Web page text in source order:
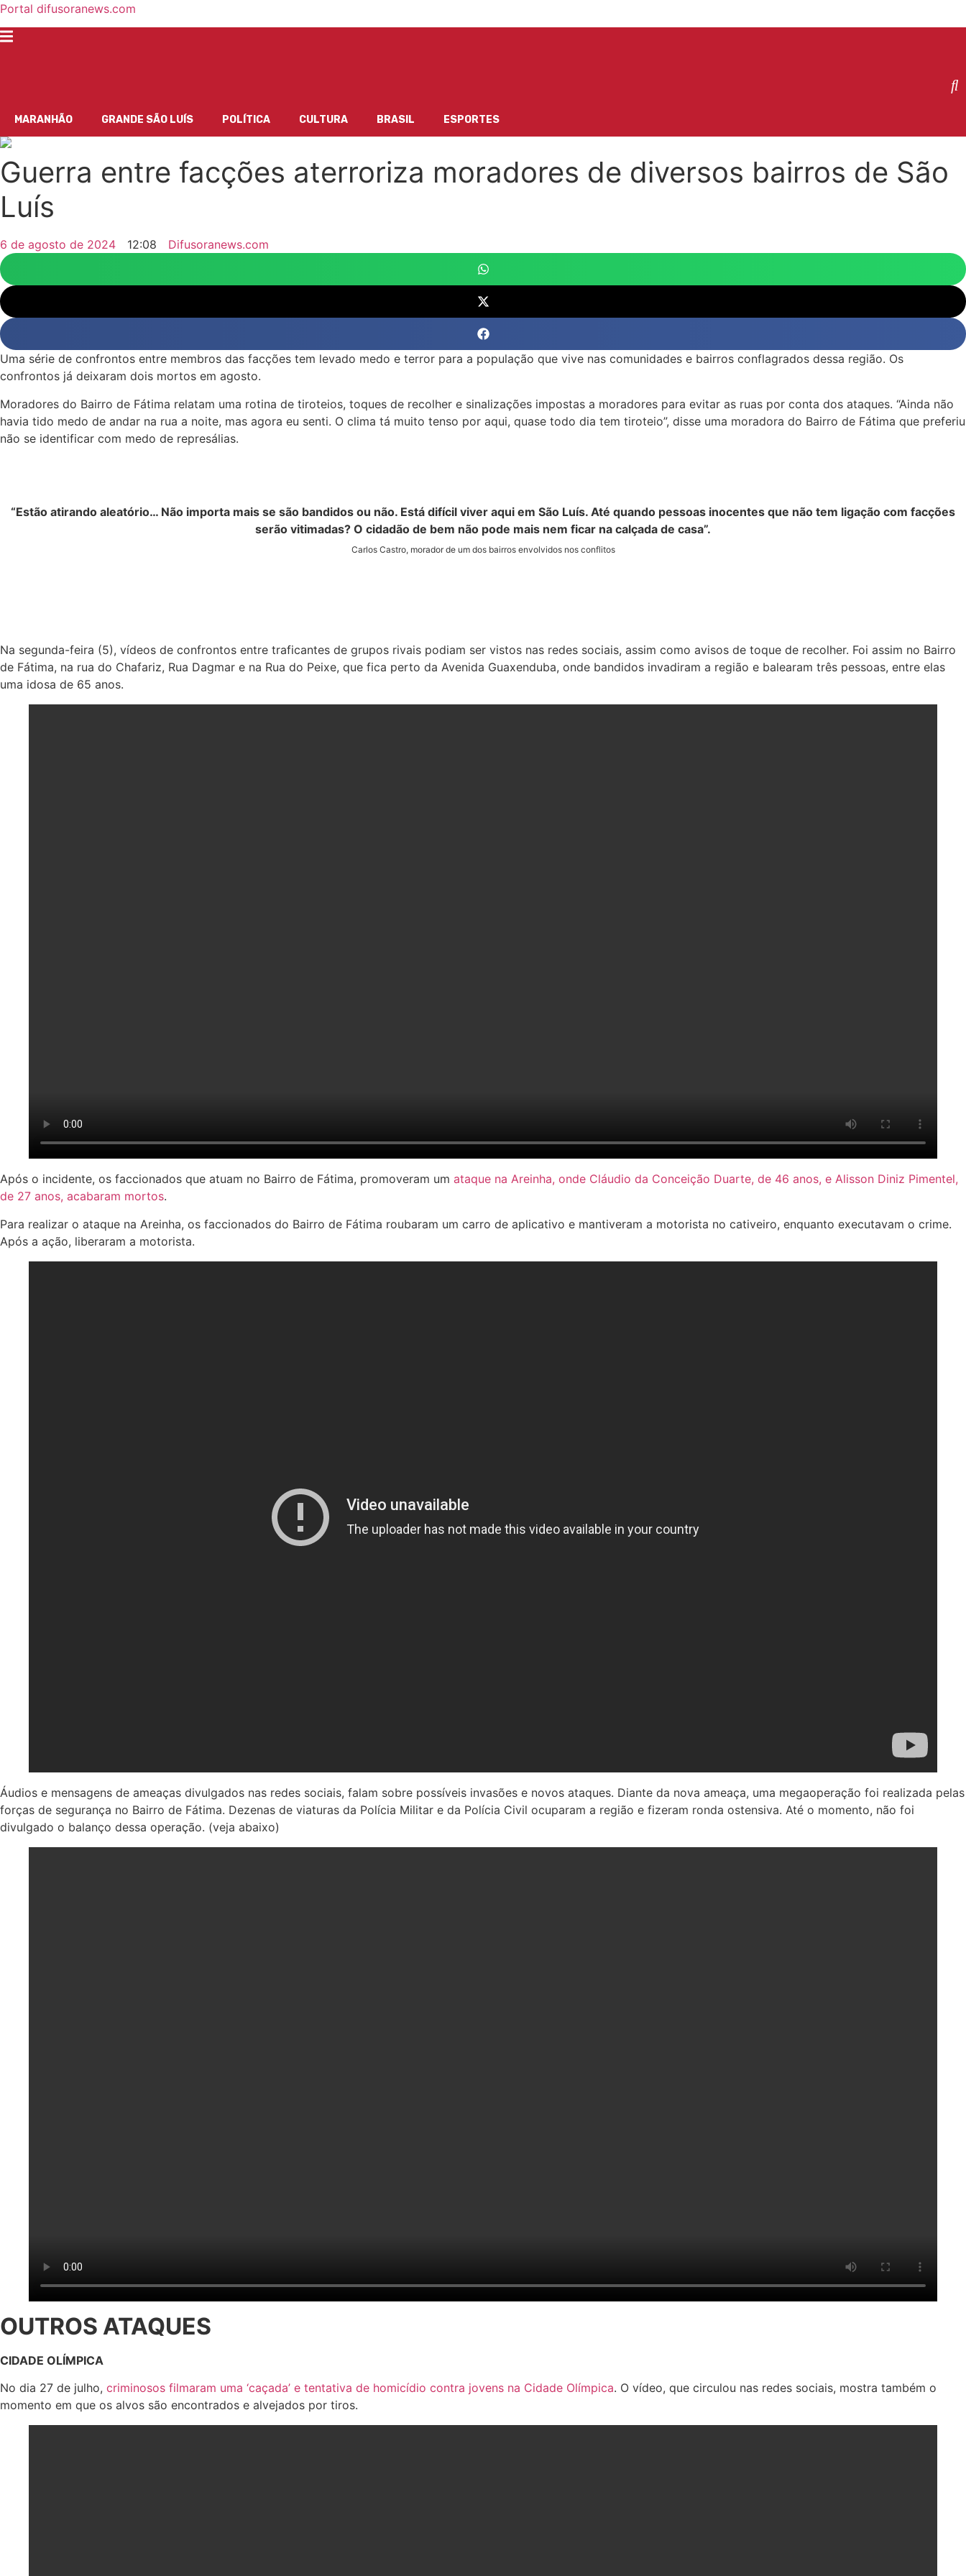
Portal difusoranews.com
MARANHÃO GRANDE SÃO LUÍS POLÍTICA CULTURA BRASIL ESPORTES
Guerra entre facções aterroriza moradores de diversos bairros de São
Luís
6 de agosto de 2024 12:08 Difusoranews.com
Uma série de confrontos entre membros das facções tem levado medo e terror para a população que vive nas comunidades e bairros conflagrados dessa região. Os
confrontos já deixaram dois mortos em agosto.
Moradores do Bairro de Fátima relatam uma rotina de tiroteios, toques de recolher e sinalizações impostas a moradores para evitar as ruas por conta dos ataques. “Ainda não
havia tido medo de andar na rua a noite, mas agora eu senti. O clima tá muito tenso por aqui, quase todo dia tem tiroteio”, disse uma moradora do Bairro de Fátima que preferiu
não se identificar com medo de represálias.
“Estão atirando aleatório… Não importa mais se são bandidos ou não. Está difícil viver aqui em São Luís. Até quando pessoas inocentes que não tem ligação com facções
serão vitimadas? O cidadão de bem não pode mais nem ficar na calçada de casa”.
Carlos Castro, morador de um dos bairros envolvidos nos conflitos
Na segunda-feira (5), vídeos de confrontos entre traficantes de grupos rivais podiam ser vistos nas redes sociais, assim como avisos de toque de recolher. Foi assim no Bairro
de Fátima, na rua do Chafariz, Rua Dagmar e na Rua do Peixe, que fica perto da Avenida Guaxenduba, onde bandidos invadiram a região e balearam três pessoas, entre elas
uma idosa de 65 anos.
Após o incidente, os faccionados que atuam no Bairro de Fátima, promoveram um ataque na Areinha, onde Cláudio da Conceição Duarte, de 46 anos, e Alisson Diniz Pimentel,
de 27 anos, acabaram mortos.
Para realizar o ataque na Areinha, os faccionados do Bairro de Fátima roubaram um carro de aplicativo e mantiveram a motorista no cativeiro, enquanto executavam o crime.
Após a ação, liberaram a motorista.
Áudios e mensagens de ameaças divulgados nas redes sociais, falam sobre possíveis invasões e novos ataques. Diante da nova ameaça, uma megaoperação foi realizada pelas
forças de segurança no Bairro de Fátima. Dezenas de viaturas da Polícia Militar e da Polícia Civil ocuparam a região e fizeram ronda ostensiva. Até o momento, não foi
divulgado o balanço dessa operação. (veja abaixo)
OUTROS ATAQUES
CIDADE OLÍMPICA
No dia 27 de julho, criminosos filmaram uma ‘caçada’ e tentativa de homicídio contra jovens na Cidade Olímpica. O vídeo, que circulou nas redes sociais, mostra também o
momento em que os alvos são encontrados e alvejados por tiros.